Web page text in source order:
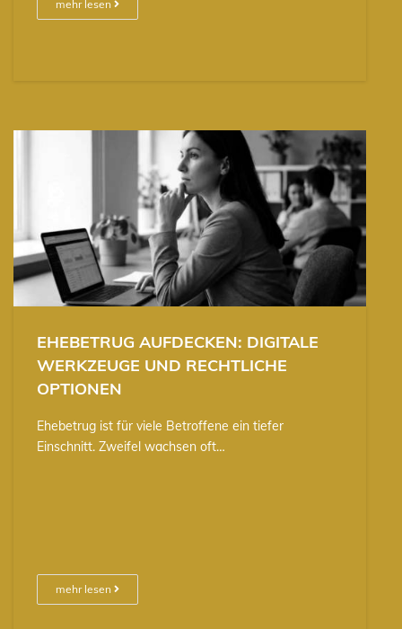
mehr lesen
EHEBETRUG AUFDECKEN: DIGITALE
WERKZEUGE UND RECHTLICHE
OPTIONEN
Ehebetrug ist für viele Betroffene ein tiefer
Einschnitt. Zweifel wachsen oft…
mehr lesen